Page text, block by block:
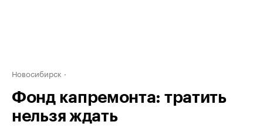
Новосибирск
Фонд капремонта: тратить
нельзя ждать